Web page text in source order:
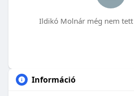
Ildikó Molnár még nem
Információ